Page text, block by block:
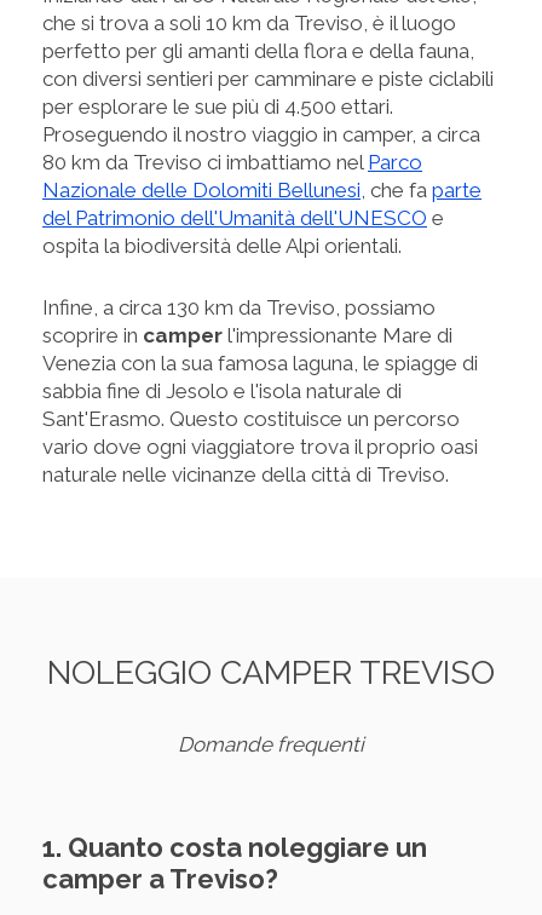
che si trova a soli 10 km da Treviso, è il luogo
perfetto per gli amanti della flora e della fauna,
con diversi sentieri per camminare e piste ciclabili
per esplorare le sue più di 4.500 ettari.
Proseguendo il nostro viaggio in camper, a circa
80 km da Treviso ci imbattiamo nel Parco
Nazionale delle Dolomiti Bellunesi, che fa parte
del Patrimonio dell'Umanità dell'UNESCO e
ospita la biodiversità delle Alpi orientali.
Infine, a circa 130 km da Treviso, possiamo
scoprire in camper l'impressionante Mare di
Venezia con la sua famosa laguna, le spiagge di
sabbia fine di Jesolo e l'isola naturale di
Sant'Erasmo. Questo costituisce un percorso
vario dove ogni viaggiatore trova il proprio oasi
naturale nelle vicinanze della città di Treviso.
NOLEGGIO CAMPER TREVISO
Domande frequenti
1. Quanto costa noleggiare un
camper a Treviso?